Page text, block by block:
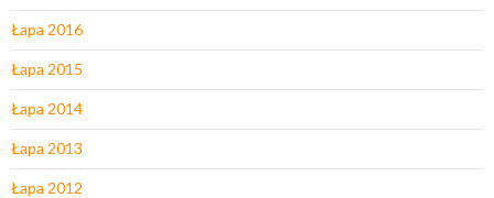
Łapa 2016
Łapa 2015
Łapa 2014
Łapa 2013
Łapa 2012